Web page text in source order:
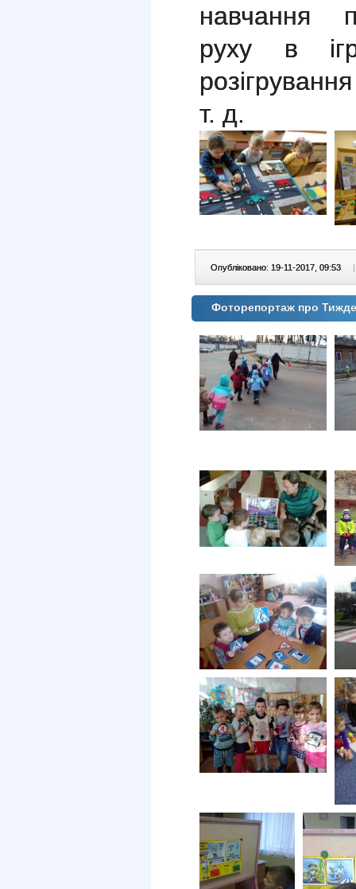
навчання
руху в
т. д.
Опубліковано: 19-11-2017, 09:53
Фоторепортаж про